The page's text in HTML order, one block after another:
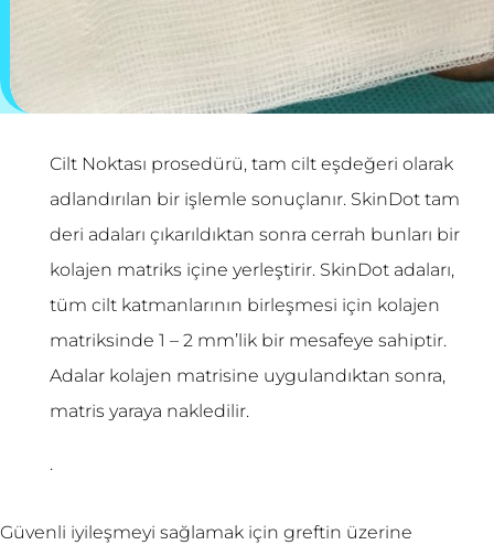
Cilt Noktası prosedürü, tam cilt eşdeğeri olarak
adlandırılan bir işlemle sonuçlanır. SkinDot tam
deri adaları çıkarıldıktan sonra cerrah bunları bir
kolajen matriks içine yerleştirir. SkinDot adaları,
tüm cilt katmanlarının birleşmesi için kolajen
matriksinde 1 – 2 mm’lik bir mesafeye sahiptir.
Adalar kolajen matrisine uygulandıktan sonra,
matris yaraya nakledilir.
.
Güvenli iyileşmeyi sağlamak için greftin üzerine